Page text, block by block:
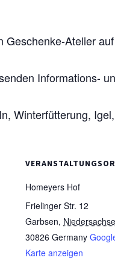
Atelier
Informations-
Winterfütterung,
Homeyers Hof
Frielinger Str. 12
Garbsen,
30826 Germany
Karte anzeigen